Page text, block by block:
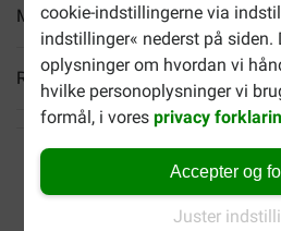
cookie-indstillingerne via
indstillinger« nederst på siden.
oplysninger om hvordan vi
hvilke personoplysninger vi
formål, i voresprivacy
Accepter og
Juster
Mere info
Reviews